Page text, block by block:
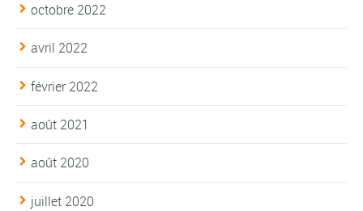
octobre 2022
avril 2022
février 2022
août 2021
août 2020
juillet 2020